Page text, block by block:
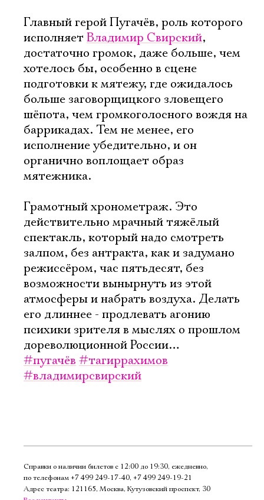
Главный герой Пугачёв, роль которого
исполняет Владимир Свирский,
достаточно громок, даже больше, чем
хотелось бы, особенно в сцене
подготовки к мятежу, где ожидалось
больше заговорщицкого зловещего
шёпота, чем громкоголосного вождя на
баррикадах. Тем не менее, его
исполнение убедительно, и он
органично воплощает образ
мятежника.
Грамотный хронометраж. Это
действительно мрачный тяжёлый
спектакль, который надо смотреть
залпом, без антракта, как и задумано
режиссёром, час пятьдесят, без
возможности вынырнуть из этой
атмосферы и набрать воздуха. Делать
его длиннее - продлевать агонию
психики зрителя в мыслях о прошлом
дореволюционной России…
#пугачёв #тагиррахимов
#владимирсвирский
Справки о наличии билетов с 12:00 до 19:30, ежедневно,
по телефонам +7 499 249‑17‑40, +7 499 249‑19‑21
Адрес театра: 121165, Москва, Кутузовский проспект, 30